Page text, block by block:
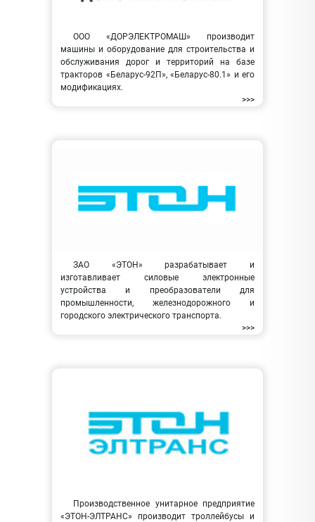
ООО «ДОРЭЛЕКТРОМАШ» производит
машины и оборудование для строительства и
обслуживания дорог и территорий на базе
тракторов «Беларус-92П», «Беларус-80.1» и его
модификациях.
>>>
ЗАО «ЭТОН» разрабатывает и
изготавливает силовые электронные
устройства и преобразователи для
промышленности, железнодорожного и
городского электрического транспорта.
>>>
Производственное унитарное предприятие
«ЭТОН-ЭЛТРАНС» производит троллейбусы и